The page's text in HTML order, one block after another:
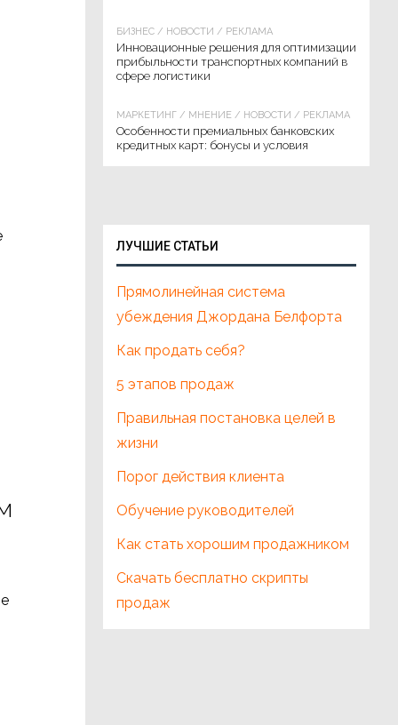
БИЗНЕС / НОВОСТИ / РЕКЛАМА
Инновационные решения для оптимизации
прибыльности транспортных компаний в
сфере логистики
МАРКЕТИНГ / МНЕНИЕ / НОВОСТИ / РЕКЛАМА
Особенности премиальных банковских
кредитных карт: бонусы и условия
ЛУЧШИЕ СТАТЬИ
Прямолинейная система
убеждения Джордана Белфорта
Как продать себя?
5 этапов продаж
Правильная постановка целей в
жизни
Порог действия клиента
Обучение руководителей
Как стать хорошим продажником
Скачать бесплатно скрипты
продаж